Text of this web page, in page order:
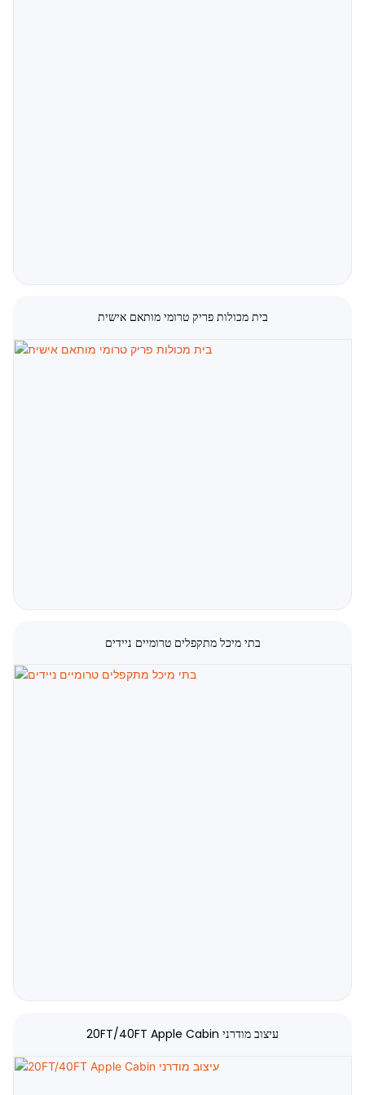
בית מכולות פריק טרומי מותאם אישית
בתי מיכל מתקפלים טרומיים ניידים
20FT/40FT Apple Cabin עיצוב מודרני